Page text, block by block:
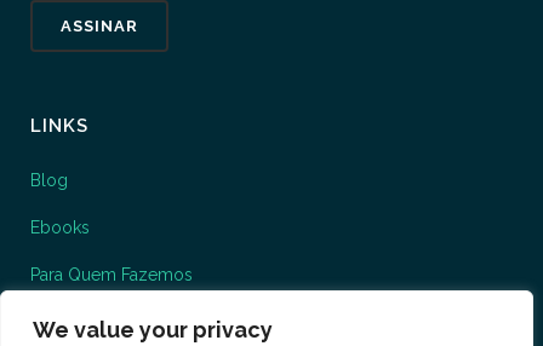
We value your privacy
LINKS
Blog
Ebooks
Para Quem Fazemos
O que fazemos